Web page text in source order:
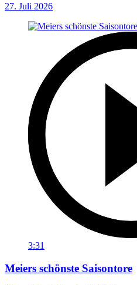
27. Juli 2026
3:31
Meiers schönste Saisontore